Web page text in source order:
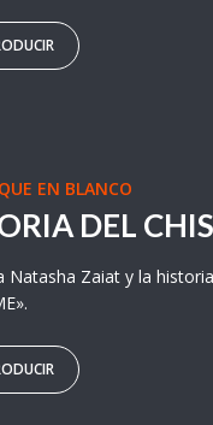
EN BLANCO
DEL
Natasha Zaiat y la